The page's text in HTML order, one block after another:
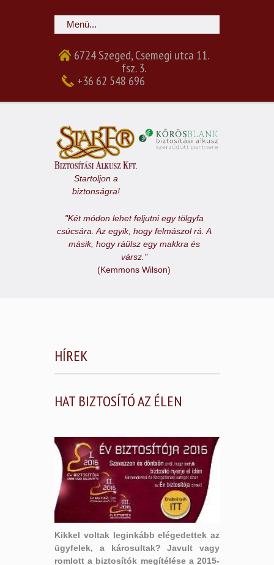
6724 Szeged, Csemegi utca 11.
fsz. 3.
+36 62 548 696
Startoljon a
biztonságra!
"Két módon lehet feljutni egy tölgyfa
csúcsára. Az egyik, hogy felmászol rá. A
másik, hogy ráülsz egy makkra és
vársz."
(Kemmons Wilson)
HÍREK
HAT BIZTOSÍTÓ AZ ÉLEN
Kikkel voltak leginkább elégedettek az
ügyfelek, a károsultak? Javult vagy
romlott a biztosítók megítélése a 2015-